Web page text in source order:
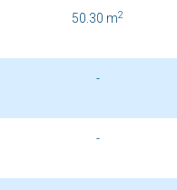
50.30 m2
-
-